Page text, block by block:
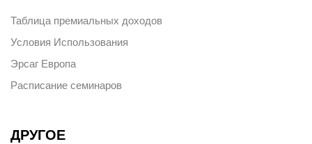
Таблица премиальных доходов
Условия Использования
Эрсаг Европа
Расписание семинаров
ДРУГОЕ